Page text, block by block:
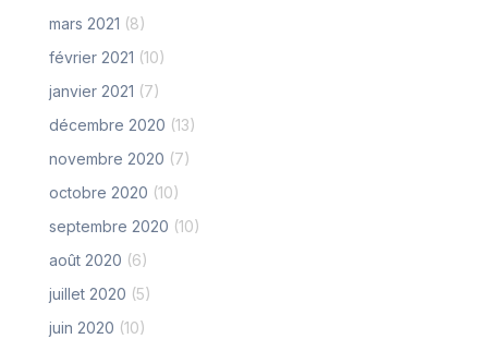
mars 2021 (8)
février 2021 (10)
janvier 2021 (7)
décembre 2020 (13)
novembre 2020 (7)
octobre 2020 (10)
septembre 2020 (10)
août 2020 (6)
juillet 2020 (5)
juin 2020 (10)